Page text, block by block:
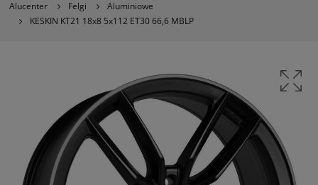
Alucenter Felgi
Aluminiowe
KESKIN KT21 18x8 5x112 ET30 66,6 MBLP